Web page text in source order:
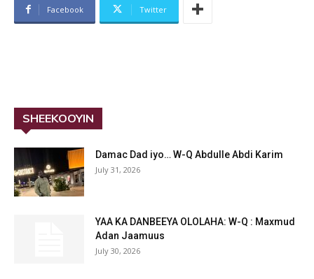
Facebook Twitter
SHEEKOOYIN
Damac Dad iyo… W-Q Abdulle Abdi Karim
July 31, 2026
YAA KA DANBEEYA OLOLAHA: W-Q : Maxmud
Adan Jaamuus
July 30, 2026